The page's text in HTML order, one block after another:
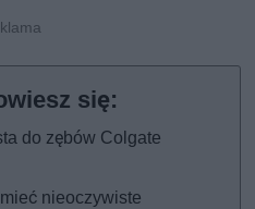
do zębów Colgate
nieoczywiste